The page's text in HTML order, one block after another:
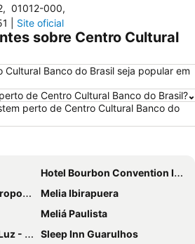
, 01012-000,
Site oficial
sobre Centro Cultural
Banco do Brasil seja popular em
de Centro Cultural Banco do Brasil?
perto de Centro Cultural Banco do
Hotel Bourbon Convention Ibirapuera
Melia Ibirapuera
Meliá Paulista
Sleep Inn Guarulhos